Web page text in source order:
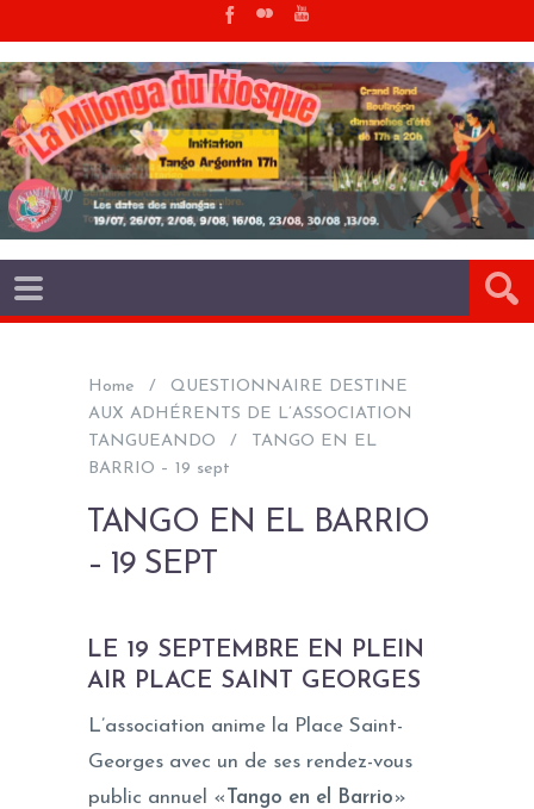
Home
QUESTIONNAIRE DESTINE
AUX ADHÉRENTS DE L’ASSOCIATION
TANGUEANDO
TANGO EN EL
BARRIO – 19 sept
TANGO EN EL BARRIO
– 19 SEPT
LE 19 SEPTEMBRE EN PLEIN
AIR PLACE SAINT GEORGES
L’association anime la Place Saint-
Georges avec un de ses rendez-vous
public annuel «
Tango en el Barrio»